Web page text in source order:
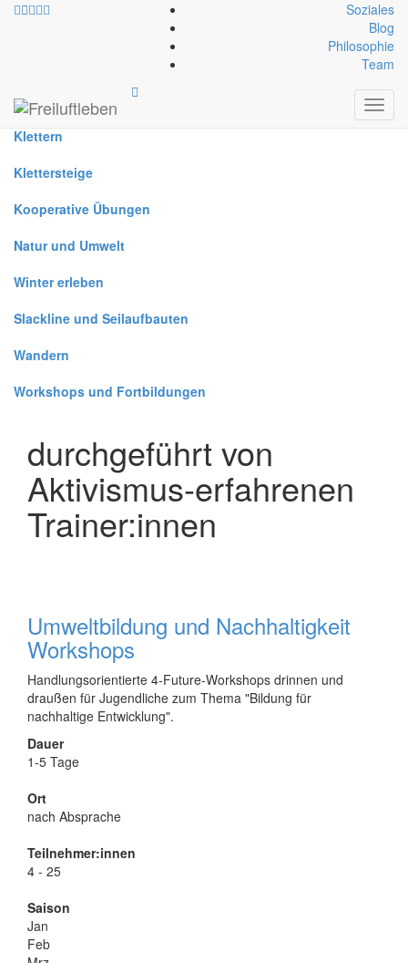
Soziales
Blog
Philosophie
Team
Canyoning
Klettern
Klettersteige
Kooperative Übungen
Natur und Umwelt
Winter erleben
Slackline und Seilaufbauten
Wandern
Workshops und Fortbildungen
durchgeführt von
Aktivismus-erfahrenen
Trainer:innen
Umweltbildung und Nachhaltigkeit
Workshops
Handlungsorientierte 4-Future-Workshops drinnen und
draußen für Jugendliche zum Thema "Bildung für
nachhaltige Entwicklung".
Dauer
1-5 Tage
Ort
nach Absprache
Teilnehmer:innen
4 - 25
Saison
Jan
Feb